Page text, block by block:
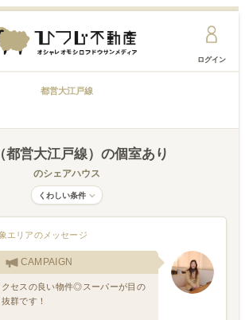
ログイン
都営大江戸線
都営大江戸線） の個室あり
のシェアハウス
くわしい条件
エリアのメッセージ
CAMPAIGN
クセスの良い物件◎スーパーが目の
群です！